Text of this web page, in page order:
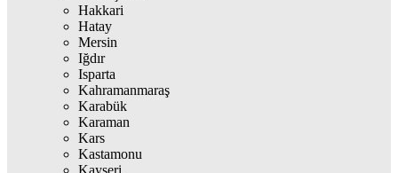
Hakkari
Hatay
Mersin
Iğdır
Isparta
Kahramanmaraş
Karabük
Karaman
Kars
Kastamonu
Kayseri